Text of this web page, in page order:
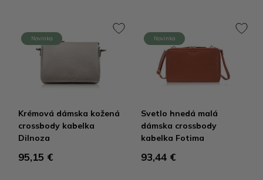
Novinka
Krémová dámska kožená
crossbody kabelka
Dilnoza
95,15 €
Novinka
Svetlo hnedá malá
dámska crossbody
kabelka Fotima
93,44 €